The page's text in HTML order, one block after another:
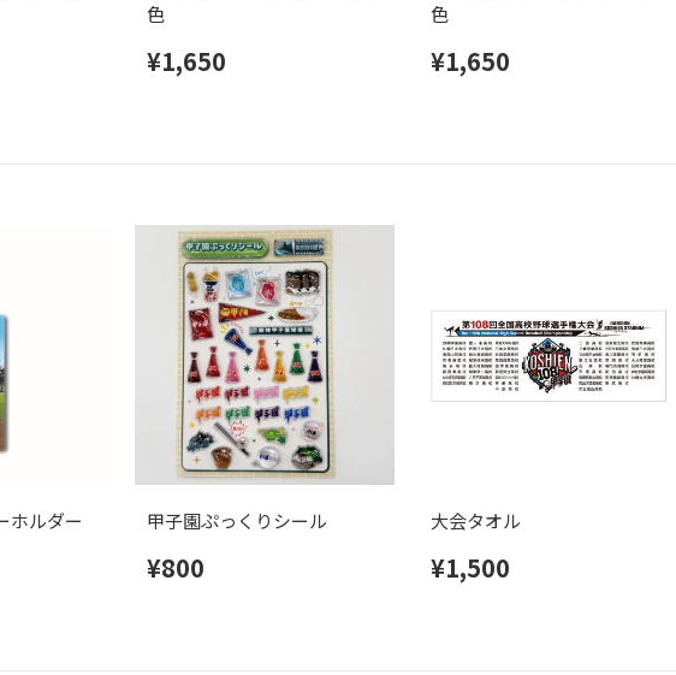
色
¥1,650
色
¥1,650
ホルダー 甲子園ぷっくりシール
¥800
大会タオル
¥1,500